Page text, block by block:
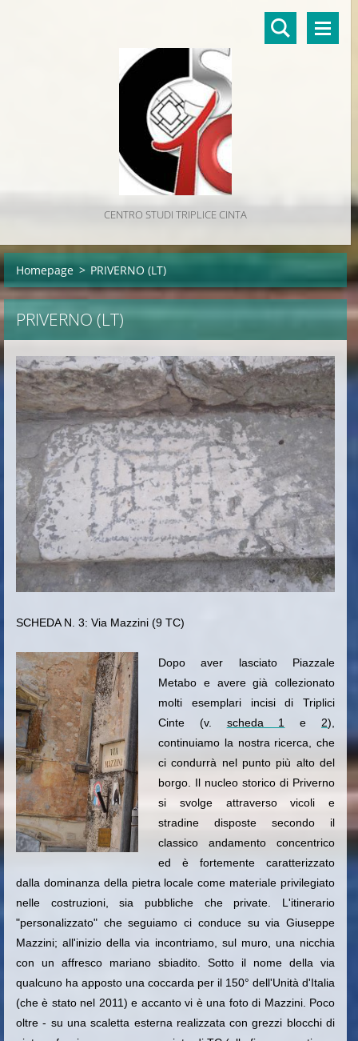
CENTRO STUDI TRIPLICE CINTA
Homepage > PRIVERNO (LT)
PRIVERNO (LT)
SCHEDA N. 3: Via Mazzini (9 TC)
Dopo aver lasciato Piazzale
Metabo e avere già collezionato
molti esemplari incisi di Triplici
Cinte (v. scheda 1 e2),
continuiamo la nostra ricerca, che
ci condurrà nel punto più alto del
borgo. Il nucleo storico di Priverno
si svolge attraverso vicoli e
stradine disposte secondo il
classico andamento concentrico
ed è fortemente caratterizzato
dalla dominanza della pietra locale come materiale privilegiato
nelle costruzioni, sia pubbliche che private. L'itinerario
"personalizzato" che seguiamo ci conduce su via Giuseppe
Mazzini; all'inizio della via incontriamo, sul muro, una nicchia
con un affresco mariano sbiadito. Sotto il nome della via
qualcuno ha apposto una coccarda per il 150° dell'Unità d'Italia
(che è stato nel 2011) e accanto vi è una foto di Mazzini. Poco
oltre - su una scaletta esterna realizzata con grezzi blocchi di